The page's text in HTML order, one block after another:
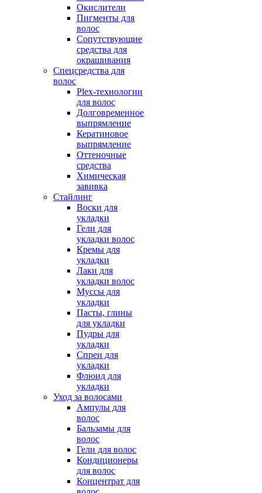
Окислители
Пигменты для
волос
Сопутствующие
средства для
окрашивания
Спецсредства для
волос
Plex-технологии
для волос
Долговременное
выпрямление
Кератиновое
выпрямление
Оттеночные
средства
Химическая
завивка
Стайлинг
Воски для
укладки
Гели для
укладки волос
Кремы для
укладки
Лаки для
укладки волос
Муссы для
укладки
Пасты, глины
для укладки
Пудры для
укладки
Спреи для
укладки
Флюид для
укладки
Уход за волосами
Ампулы для
волос
Бальзамы для
волос
Гели для волос
Кондиционеры
для волос
Концентрат для